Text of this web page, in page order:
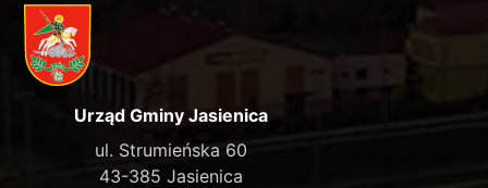
Urząd Gminy Jasienica
ul. Strumieńska 60
43-385 Jasienica